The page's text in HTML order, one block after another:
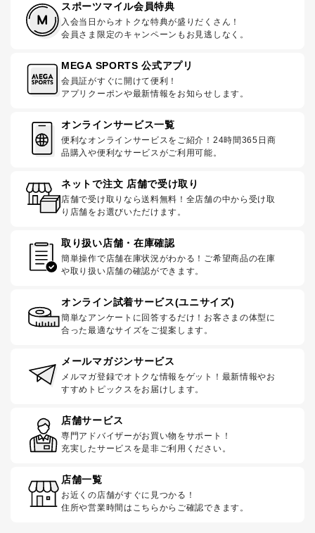
スポーツマイル会員特典
入会当日からオトクな特典が盛りだくさん！
会員さま限定のキャンペーンもお見逃しなく。
MEGA SPORTS 公式アプリ
会員証がすぐに開けて便利！
アプリクーポンや最新情報をお知らせします。
オンラインサービス一覧
便利なオンラインサービスをご紹介！24時間365日商
品購入や便利なサービスがご利用可能。
ネットで注文 店舗で受け取り
店舗で受け取りなら送料無料！全店舗の中から受け取
り店舗をお選びいただけます。
取り扱い店舗・在庫確認
簡単操作で店舗在庫状況がわかる！ご希望商品の在庫
や取り扱い店舗の確認ができます。
オンライン試着サービス(ユニサイズ)
簡単なアンケートに回答するだけ！お客さまの体型に
合った最適なサイズをご提案します。
メールマガジンサービス
メルマガ登録でオトクな情報をゲット！最新情報やお
すすめトピックスをお届けします。
店舗サービス
専門アドバイザーがお買い物をサポート！
充実したサービスを是非ご利用ください。
店舗一覧
お近くの店舗がすぐに見つかる！
住所や営業時間はこちらからご確認できます。